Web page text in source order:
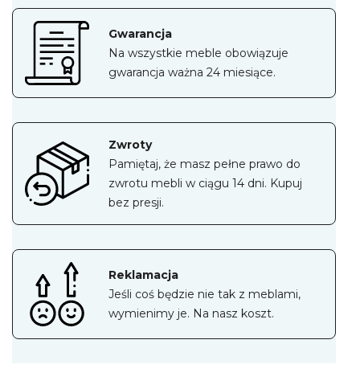
Gwarancja
Na wszystkie meble obowiązuje
gwarancja ważna 24 miesiące.
Zwroty
Pamiętaj, że masz pełne prawo do
zwrotu mebli w ciągu 14 dni. Kupuj
bez presji.
Reklamacja
Jeśli coś będzie nie tak z meblami,
wymienimy je. Na nasz koszt.